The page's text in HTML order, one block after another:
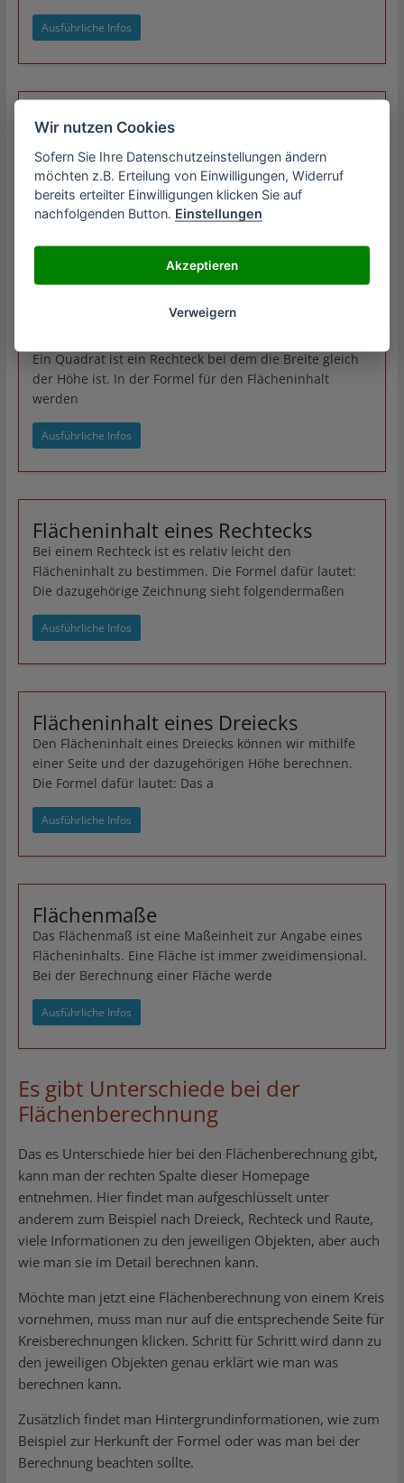
Ausführliche Infos
Flächeninhalt eines
Parallelogramms
Ein Parallelogramm ist ein Rechteck bei dem die Winkel
nicht 90° betragen müssen. Die gegenüberliegenden
Seiten müssen parallel sein. Der
Ausführliche Infos
Ein Quadrat ist ein Rechteck bei dem die Breite gleich
der Höhe ist. In der Formel für den Flächeninhalt
werden
Ausführliche Infos
Flächeninhalt eines Rechtecks
Bei einem Rechteck ist es relativ leicht den
Flächeninhalt zu bestimmen. Die Formel dafür lautet:
Die dazugehörige Zeichnung sieht folgendermaßen
Ausführliche Infos
Flächeninhalt eines Dreiecks
Den Flächeninhalt eines Dreiecks können wir mithilfe
einer Seite und der dazugehörigen Höhe berechnen.
Die Formel dafür lautet: Das a
Ausführliche Infos
Flächenmaße
Das Flächenmaß ist eine Maßeinheit zur Angabe eines
Flächeninhalts. Eine Fläche ist immer zweidimensional.
Bei der Berechnung einer Fläche werde
Ausführliche Infos
Es gibt Unterschiede bei der
Flächenberechnung
Das es Unterschiede hier bei den Flächenberechnung gibt,
kann man der rechten Spalte dieser Homepage
entnehmen. Hier findet man aufgeschlüsselt unter
anderem zum Beispiel nach Dreieck, Rechteck und Raute,
viele Informationen zu den jeweiligen Objekten, aber auch
wie man sie im Detail berechnen kann.
Möchte man jetzt eine Flächenberechnung von einem Kreis
vornehmen, muss man nur auf die entsprechende Seite für
Kreisberechnungen klicken. Schritt für Schritt wird dann zu
den jeweiligen Objekten genau erklärt wie man was
berechnen kann.
Zusätzlich findet man Hintergrundinformationen, wie zum
Beispiel zur Herkunft der Formel oder was man bei der
Berechnung beachten sollte.
Wir nutzen Cookies
Sofern Sie Ihre Datenschutzeinstellungen ändern
möchten z.B. Erteilung von Einwilligungen, Widerruf
bereits erteilter Einwilligungen klicken Sie auf
nachfolgenden Button. Einstellungen
Akzeptieren
Verweigern